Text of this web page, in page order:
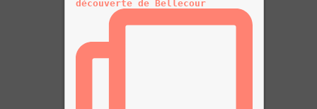
découverte de Bellecour